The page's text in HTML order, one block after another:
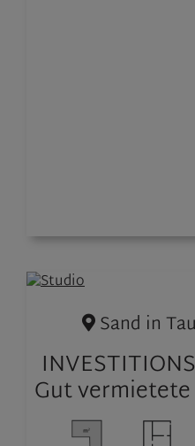
Sand in
Gut
zu